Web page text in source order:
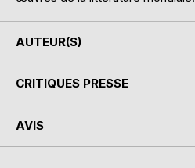
AUTEUR(S)
CRITIQUES PRESSE
AVIS